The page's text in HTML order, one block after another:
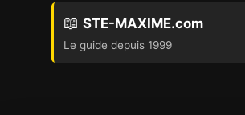
📖 STE-MAXIME.com
Le guide depuis 1999